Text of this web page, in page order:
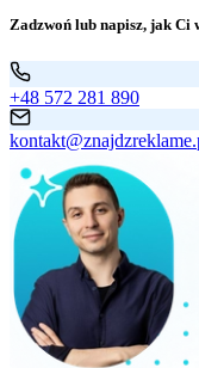
Zadzwoń lub napisz, jak Ci
+48 572 281 890